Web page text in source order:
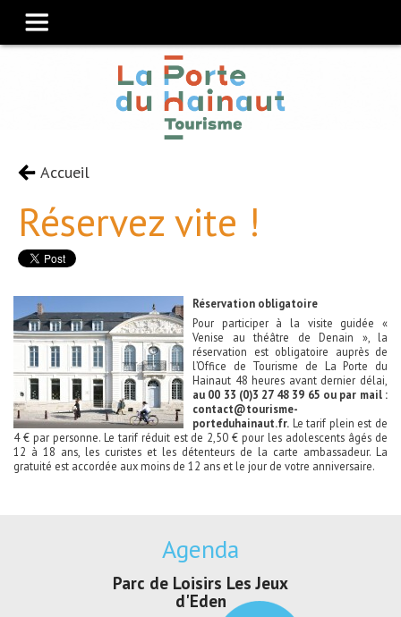
Accueil
Réservez vite !
Réservation obligatoire
Pour participer à la visite guidée «
Venise au théâtre de Denain », la
réservation est obligatoire auprès de
l’Office de Tourisme de La Porte du
Hainaut 48 heures avant dernier délai,
au 00 33 (0)3 27 48 39 65 ou par mail :
contact@tourisme-
porteduhainaut.fr. Le tarif plein est de
4 € par personne. Le tarif réduit est de 2,50 € pour les adolescents âgés de
12 à 18 ans, les curistes et les détenteurs de la carte ambassadeur. La
gratuité est accordée aux moins de 12 ans et le jour de votre anniversaire.
Agenda
Parc de Loisirs Les Jeux
d'Eden